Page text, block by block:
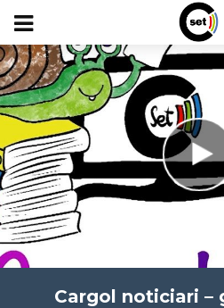
Cargol noticiari –